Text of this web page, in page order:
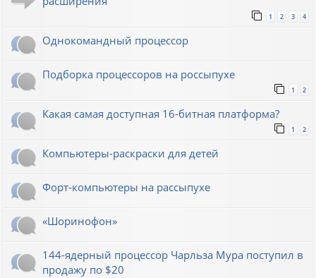
1 2 3 4
Однокомандный процессор
Подборка процессоров на россыпухе
1 2
Какая самая доступная 16-битная платформа?
1 2
Компьютеры-раскраски для детей
Форт-компьютеры на рассыпухе
«Шоринофон»
144-ядерный процессор Чарльза Мура поступил в
продажу по $20